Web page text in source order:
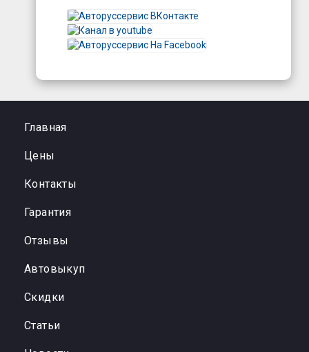
Главная
Цены
Контакты
Гарантия
Отзывы
Автовыкуп
Cкидки
Статьи